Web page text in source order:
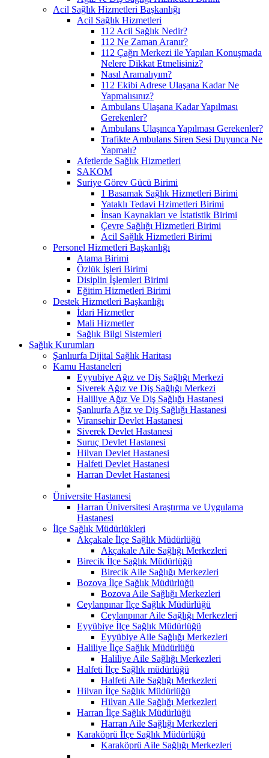
Acil Sağlık Hizmetleri Başkanlığı
Acil Sağlık Hizmetleri
112 Acil Sağlık Nedir?
112 Ne Zaman Aranır?
112 Çağrı Merkezi ile Yapılan Konuşmada
Nelere Dikkat Etmelisiniz?
Nasıl Aramalıyım?
112 Ekibi Adrese Ulaşana Kadar Ne
Yapmalısınız?
Ambulans Ulaşana Kadar Yapılması
Gerekenler?
Ambulans Ulaşınca Yapılması Gerekenler?
Trafikte Ambulans Siren Sesi Duyunca Ne
Yapmalı?
Afetlerde Sağlık Hizmetleri
SAKOM
Suriye Görev Gücü Birimi
1 Basamak Sağlık Hizmetleri Birimi
Yataklı Tedavi Hzimetleri Birimi
İnsan Kaynakları ve İstatistik Birimi
Çevre Sağlığı Hizmetleri Birimi
Acil Sağlık Hizmetleri Birimi
Personel Hizmetleri Başkanlığı
Atama Birimi
Özlük İşleri Birimi
Disiplin İşlemleri Birimi
Eğitim Hizmetleri Birimi
Destek Hizmetleri Başkanlığı
İdari Hizmetler
Mali Hizmetler
Sağlık Bilgi Sistemleri
Sağlık Kurumları
Şanlıurfa Dijital Sağlık Haritası
Kamu Hastaneleri
Eyyubiye Ağız ve Diş Sağlığı Merkezi
Siverek Ağız ve Diş Sağlığı Merkezi
Haliliye Ağız Ve Diş Sağlığı Hastanesi
Şanlıurfa Ağız ve Diş Sağlığı Hastanesi
Viransehir Devlet Hastanesi
Siverek Devlet Hastanesi
Suruç Devlet Hastanesi
Hilvan Devlet Hastanesi
Halfeti Devlet Hastanesi
Harran Devlet Hastanesi
Üniversite Hastanesi
Harran Üniversitesi Araştırma ve Uygulama
Hastanesi
İlçe Sağlık Müdürlükleri
Akçakale İlçe Sağlık Müdürlüğü
Akçakale Aile Sağlığı Merkezleri
Birecik İlçe Sağlık Müdürlüğü
Birecik Aile Sağlığı Merkezleri
Bozova İlçe Sağlık Müdürlüğü
Bozova Aile Sağlığı Merkezleri
Ceylanpınar İlçe Sağlık Müdürlüğü
Ceylanpınar Aile Sağlığı Merkezleri
Eyyübiye İlçe Sağlık Müdürlüğü
Eyyübiye Aile Sağlığı Merkezleri
Haliliye İlçe Sağlık Müdürlüğü
Haliliye Aile Sağlığı Merkezleri
Halfeti İlçe Sağlık müdürlüğü
Halfeti Aile Sağlığı Merkezleri
Hilvan İlçe Sağlık Müdürlüğü
Hilvan Aile Sağlığı Merkezleri
Harran İlçe Sağlık Müdürlüğü
Harran Aile Sağlığı Merkezleri
Karaköprü İlçe Sağlık Müdürlüğü
Karaköprü Aile Sağlığı Merkezleri